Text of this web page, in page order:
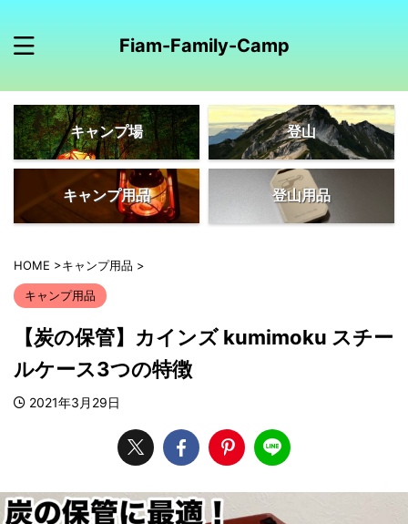
Fiam-Family-Camp
キャンプ場 登山
キャンプ用品 登山用品
HOME >キャンプ用品 >
キャンプ用品
【炭の保管】カインズ kumimoku スチー
ルケース3つの特徴
2021年3月29日